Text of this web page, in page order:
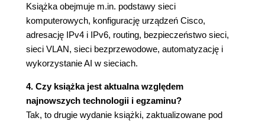
Rozdział 4. Zastosowanie programu Wireshark
Omówienie najważniejszych funkcji programu
Wireshark
Menu główne
Rozmiar okna TCP oraz three-way
handshake
Działanie protokołu ARP
Książka obejmuje m.in. podstawy sieci
komputerowych, konfigurację urządzeń Cisco,
adresację IPv4 i IPv6, routing, bezpieczeństwo sieci,
sieci VLAN, sieci bezprzewodowe, automatyzację i
wykorzystanie AI w sieciach.
4. Czy książka jest aktualna względem
najnowszych technologii i egzaminu?
Tak, to drugie wydanie książki, zaktualizowane pod